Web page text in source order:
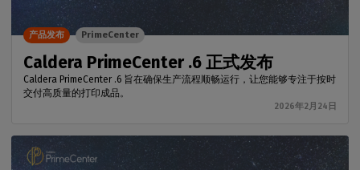
Caldera PrimeCenter .6 正式发布
Caldera PrimeCenter .6 旨在确保生产流程顺畅运行，让您能够专注于按时
交付高质量的打印成品。
2026年2月24日
产品发布 PrimeCenter